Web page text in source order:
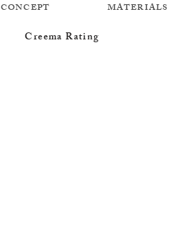
CONCEPT MATERIALS
Creema Rating